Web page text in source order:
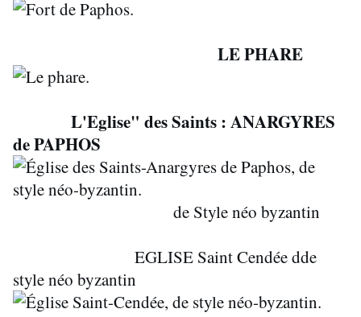
LE PHARE
L'Eglise" des Saints : ANARGYRES
de PAPHOS
de Style néo byzantin
EGLISE Saint Cendée dde
style néo byzantin